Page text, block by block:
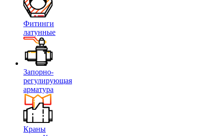
Фитинги
латунные
Запорно-
регулирующая
арматура
Краны